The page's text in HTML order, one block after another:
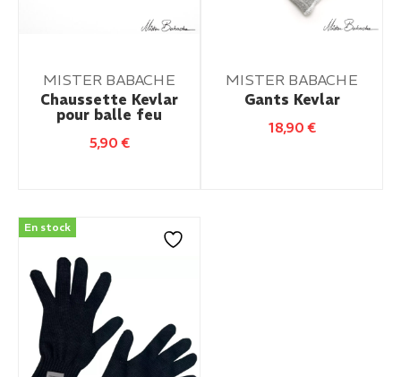
MISTER BABACHE
Chaussette Kevlar
pour balle feu
5,90€
MISTER BABACHE
Gants Kevlar
18,90€
En stock